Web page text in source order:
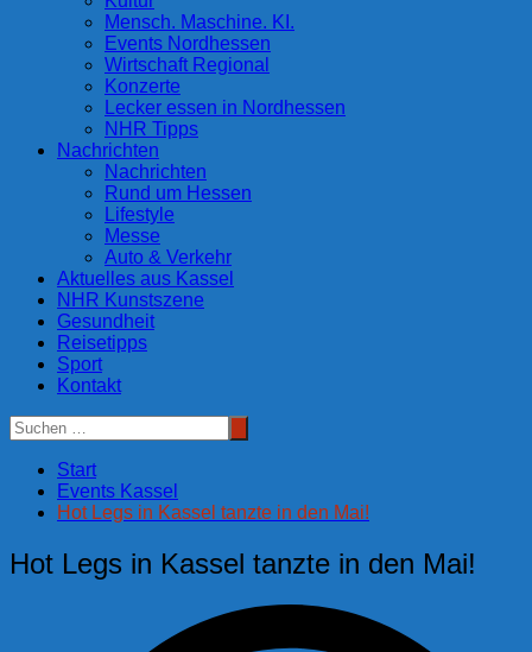
Mensch. Maschine. KI.
Events Nordhessen
Wirtschaft Regional
Konzerte
Lecker essen in Nordhessen
NHR Tipps
Nachrichten
Nachrichten
Rund um Hessen
Lifestyle
Messe
Auto & Verkehr
Aktuelles aus Kassel
NHR Kunstszene
Gesundheit
Reisetipps
Sport
Kontakt
Start
Events Kassel
Hot Legs in Kassel tanzte in den Mai!
Hot Legs in Kassel tanzte in den Mai!